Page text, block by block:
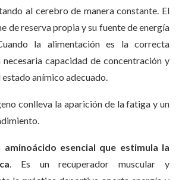
al cerebro de manera constante. El
de reserva propia y su fuente de energía
la alimentación es la correcta
capacidad de concentración y
anímico adecuado.
conlleva la aparición de la fatiga y un
aminoácido esencial que estimula la
. Es un recuperador muscular y